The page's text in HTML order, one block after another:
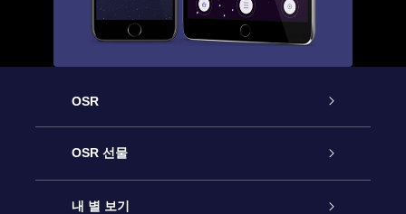
OSR
고객 서비스
연락처
OSR 선물
온라인 별 선물
내 별 보기